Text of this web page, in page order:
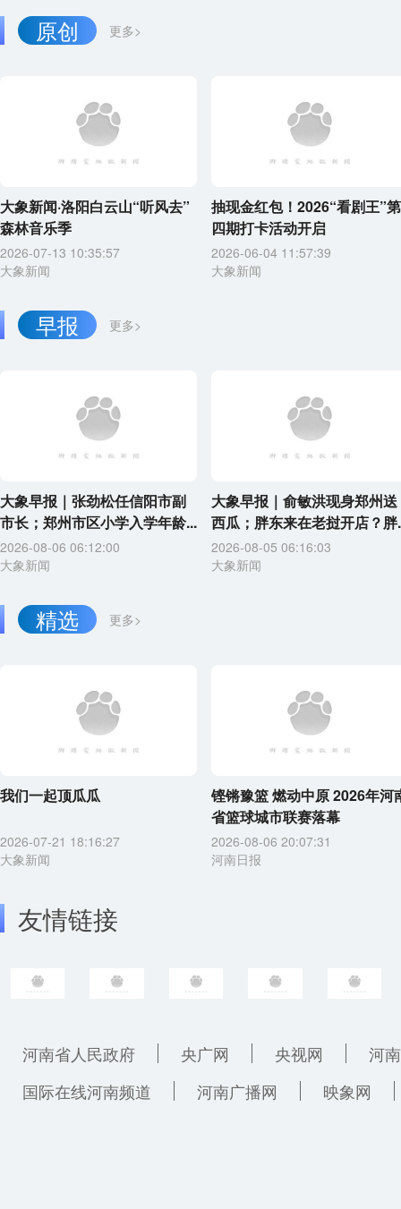
更多>
原创
大象新闻·洛阳白云山“听风去”
森林音乐季
2026-07-13 10:35:57
大象新闻
抽现金红包！2026“看剧王”第
四期打卡活动开启
2026-06-04 11:57:39
大象新闻
更多>
早报
大象早报｜张劲松任信阳市副
市长；郑州市区小学入学年龄...
2026-08-06 06:12:00
大象新闻
大象早报｜俞敏洪现身郑州送
西瓜；胖东来在老挝开店？胖
2026-08-05 06:16:03
大象新闻
更多>
精选
我们一起顶瓜瓜
2026-07-21 18:16:27
大象新闻
铿锵豫篮 燃动中原 2026年河
省篮球城市联赛落幕
2026-08-06 20:07:31
河南日报
友情链接
河南省人民政府 央广网 央视网
河
国际在线河南频道
河南广播网 映象网